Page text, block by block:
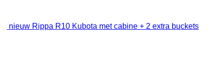
nieuw Rippa R10 Kubota met cabine + 2 extra buckets